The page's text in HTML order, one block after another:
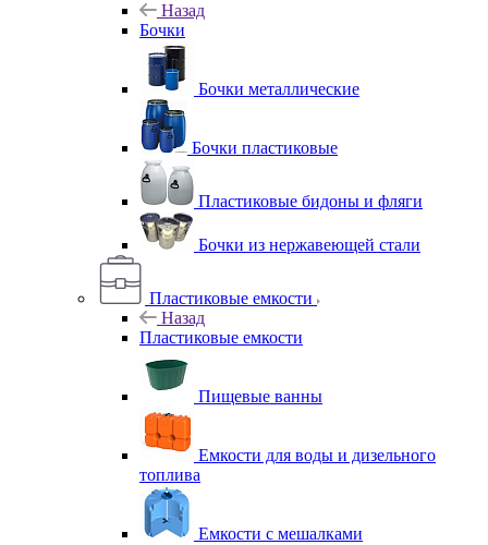
Назад
Бочки
Бочки металлические
Бочки пластиковые
Пластиковые бидоны и фляги
Бочки из нержавеющей стали
Пластиковые емкости
Назад
Пластиковые емкости
Пищевые ванны
Емкости для воды и дизельного
топлива
Емкости с мешалками